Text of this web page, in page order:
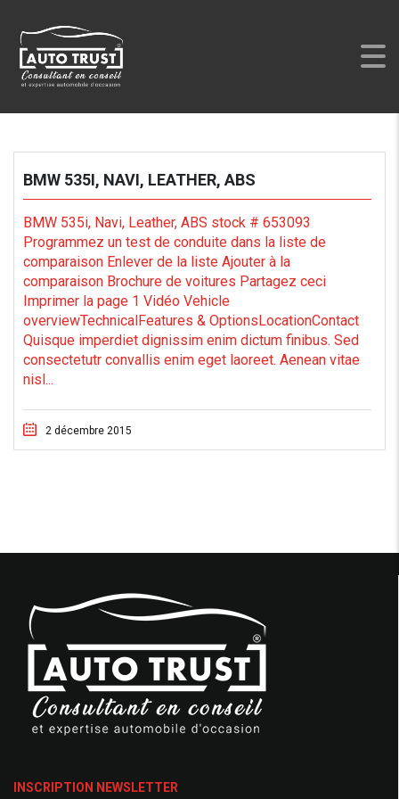
AUTO TRUST>LISTINGS
BMW 535I, NAVI, LEATHER, ABS
BMW 535i, Navi, Leather, ABS stock # 653093
Programmez un test de conduite dans la liste de
comparaison Enlever de la liste Ajouter à la
comparaison Brochure de voitures Partagez ceci
Imprimer la page 1 Vidéo Vehicle
overviewTechnicalFeatures & OptionsLocationContact
Quisque imperdiet dignissim enim dictum finibus. Sed
consectetutr convallis enim eget laoreet. Aenean vitae
nisl...
2 décembre 2015
INSCRIPTION NEWSLETTER